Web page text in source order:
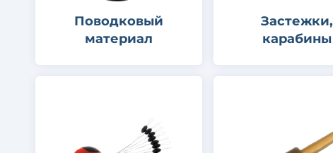
Поводковый
материал
Застежки,
карабины